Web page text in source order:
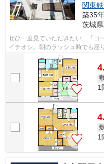
関東
築35
茨城県
ぜひ一度見ていただきたい、「コ
イチオシ。朝のラッシュ時でも座
す。こちらの物件はアパートです
1
1